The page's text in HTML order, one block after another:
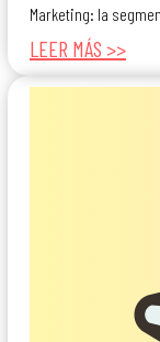
Marketing: la
LEER MÁS >>